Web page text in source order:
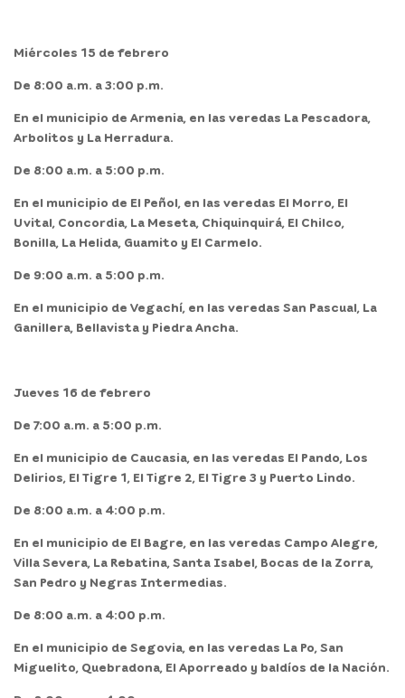
Miércoles 15 de febrero
De 8:00 a.m. a 3:00 p.m.
En el municipio de Armenia, en las veredas La Pescadora,
Arbolitos y La Herradura.
De 8:00 a.m. a 5:00 p.m.
En el municipio de El Peñol, en las veredas El Morro, El
Uvital, Concordia, La Meseta, Chiquinquirá, El Chilco,
Bonilla, La Helida, Guamito y El Carmelo.
De 9:00 a.m. a 5:00 p.m.
En el municipio de Vegachí, en las veredas San Pascual, La
Ganillera, Bellavista y Piedra Ancha.
Jueves 16 de febrero
De 7:00 a.m. a 5:00 p.m.
En el municipio de Caucasia, en las veredas El Pando, Los
Delirios, El Tigre 1, El Tigre 2, El Tigre 3 y Puerto Lindo.
De 8:00 a.m. a 4:00 p.m.
En el municipio de El Bagre, en las veredas Campo Alegre,
Villa Severa, La Rebatina, Santa Isabel, Bocas de la Zorra,
San Pedro y Negras Intermedias.
De 8:00 a.m. a 4:00 p.m.
En el municipio de Segovia, en las veredas La Po, San
Miguelito, Quebradona, El Aporreado y baldíos de la Nación.